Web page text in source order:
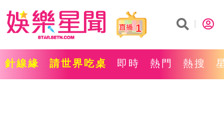
1
針線緣 請世界吃桌 即時 熱門 熱搜